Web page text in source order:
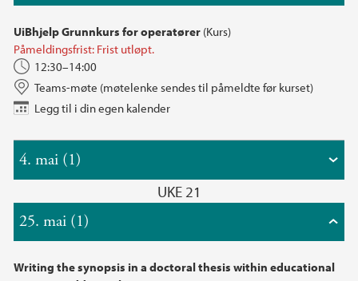
UiBhjelp Grunnkurs for operatører (Kurs)
Påmeldingsfrist: Frist utløpt.
12:30–14:00
Teams-møte (møtelenke sendes til påmeldte før kurset)
Legg til i din egen kalender
4. mai (1)
UKE 21
25. mai (1)
Writing the synopsis in a doctoral thesis within educational